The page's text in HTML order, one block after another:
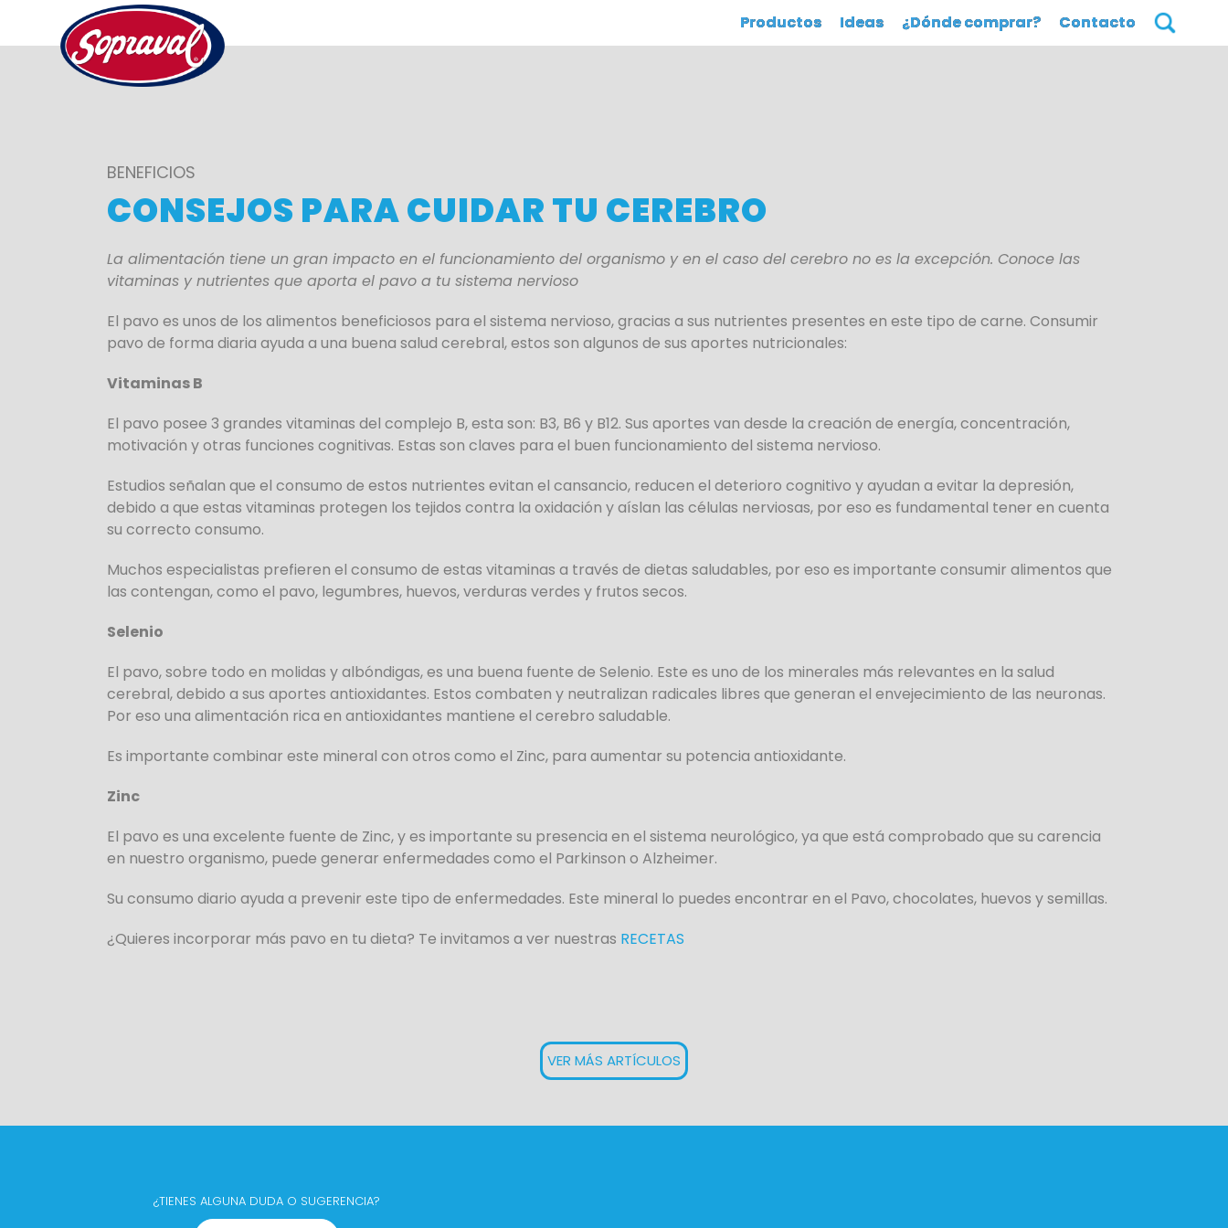
Productos Ideas ¿Dónde comprar? Contacto
BENEFICIOS
CONSEJOS PARA CUIDAR TU CEREBRO
La alimentación tiene un gran impacto en el funcionamiento del organismo y en el caso del cerebro no es la excepción. Conoce las
vitaminas y nutrientes que aporta el pavo a tu sistema nervioso
El pavo es unos de los alimentos beneficiosos para el sistema nervioso, gracias a sus nutrientes presentes en este tipo de carne. Consumir
pavo de forma diaria ayuda a una buena salud cerebral, estos son algunos de sus aportes nutricionales:
Vitaminas B
El pavo posee 3 grandes vitaminas del complejo B, esta son: B3, B6 y B12. Sus aportes van desde la creación de energía, concentración,
motivación y otras funciones cognitivas. Estas son claves para el buen funcionamiento del sistema nervioso.
Estudios señalan que el consumo de estos nutrientes evitan el cansancio, reducen el deterioro cognitivo y ayudan a evitar la depresión,
debido a que estas vitaminas protegen los tejidos contra la oxidación y aíslan las células nerviosas, por eso es fundamental tener en cuenta
su correcto consumo.
Muchos especialistas prefieren el consumo de estas vitaminas a través de dietas saludables, por eso es importante consumir alimentos que
las contengan, como el pavo, legumbres, huevos, verduras verdes y frutos secos.
Selenio
El pavo, sobre todo en molidas y albóndigas, es una buena fuente de Selenio. Este es uno de los minerales más relevantes en la salud
cerebral, debido a sus aportes antioxidantes. Estos combaten y neutralizan radicales libres que generan el envejecimiento de las neuronas.
Por eso una alimentación rica en antioxidantes mantiene el cerebro saludable.
Es importante combinar este mineral con otros como el Zinc, para aumentar su potencia antioxidante.
Zinc
El pavo es una excelente fuente de Zinc, y es importante su presencia en el sistema neurológico, ya que está comprobado que su carencia
en nuestro organismo, puede generar enfermedades como el Parkinson o Alzheimer.
Su consumo diario ayuda a prevenir este tipo de enfermedades. Este mineral lo puedes encontrar en el Pavo, chocolates, huevos y semillas.
¿Quieres incorporar más pavo en tu dieta? Te invitamos a ver nuestras RECETAS
VER MÁS ARTÍCULOS
¿TIENES ALGUNA DUDA O SUGERENCIA?